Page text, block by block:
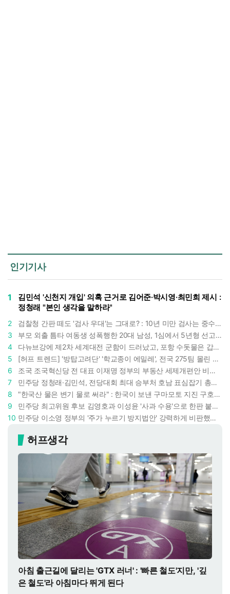
인기기사
1
김민석 '신천지 개입' 의혹 근거로 김어준·박시영·최민희 제시 :
정청래 "본인 생각을 말하라"
2
검찰청 간판 떼도 '검사 우대'는 그대로? : 10년 미만 검사는 중수청 4급 수사관으로 직행한다
3
부모 외출 틈타 여동생 성폭행한 20대 남성, 1심에서 5년형 선고 : 친족 간 '암수범죄'의 심각성
4
다뉴브강에 제2차 세계대전 군함이 드러났고, 포항 수돗물은 갑자기 짜졌다 : 폭염·가뭄이 만든 낯선 풍경
5
[허프 트렌드] '방탑고려단' '학교종이 에밀레', 전국 275팀 몰린 2026년 국립중앙박물관 분장대회 : 숨은 실력자들 나온다
6
조국 조국혁신당 전 대표 이재명 정부의 부동산 세제개편안 비판했다 : '공공주택 대전환' 촉구
7
민주당 정청래·김민석, 전당대회 최대 승부처 호남 표심잡기 총력 : 격차 10%p 안이냐, 밖이냐
8
"한국산 물은 변기 물로 써라" : 한국이 보낸 구마모토 지진 구호품에 한 일본인이 보인 반응
9
민주당 최고위원 후보 김영호과 이성윤 '사과 수용'으로 한판 붙었다 : 난데없이 "검사주의자"
10
민주당 이소영 정부의 '주가 누르기 방지법안' 강력하게 비판했다 : "사실상 적용 대상 없을 법안"
허프생각
아침 출근길에 달리는 'GTX 러너' : '빠른 철도'지만, '깊
은 철도'라 아침마다 뛰게 된다